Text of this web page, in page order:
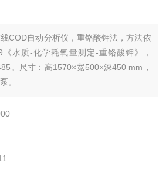
COD自动分析仪，重铬酸钾法，方法依
《水质-化学耗氧量测定-重铬酸钾》，
。尺寸：高1570×宽500×深450 mm，
。